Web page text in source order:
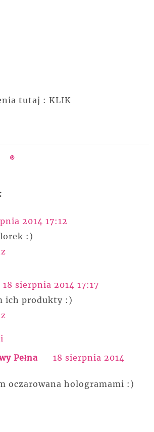
tutaj : KLIK
2014 17:12
:)
18 sierpnia 2014 17:17
ich produkty :)
Pełna
18 sierpnia 2014
oczarowana hologramami :)